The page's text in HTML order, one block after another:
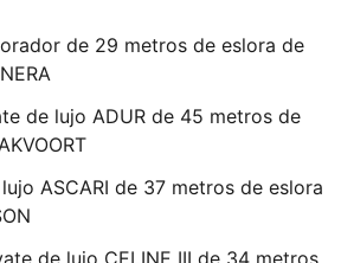
de 29 metros de eslora de
de lujo ADUR de 45 metros de
ASCARI de 37 metros de eslora